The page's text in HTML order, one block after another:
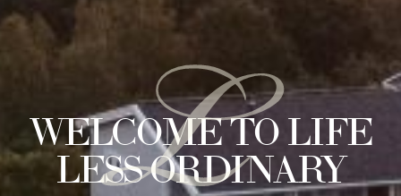
WELCOME TO LIFE
LESS ORDINARY